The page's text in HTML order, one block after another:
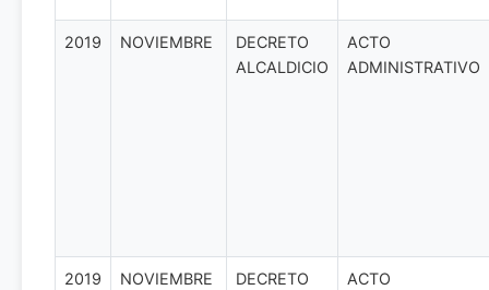
2019 NOVIEMBRE
DECRETO
ALCALDICIO
ACTO
ADMINISTRATIVO
2019 NOVIEMBRE
DECRETO
ACTO